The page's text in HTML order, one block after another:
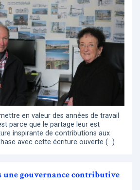
en valeur des années de travail
parce que le partage leur est
inspirante de contributions aux
avec cette écriture ouverte (…)
une gouvernance contributive